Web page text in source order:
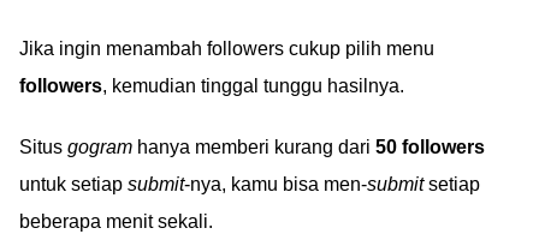
Jika ingin menambah followers cukup pilih menu
followers, kemudian tinggal tunggu hasilnya.
Situs gogram hanya memberi kurang dari 50 followers
untuk setiap submit-nya, kamu bisa men-submitsetiap
beberapa menit sekali.